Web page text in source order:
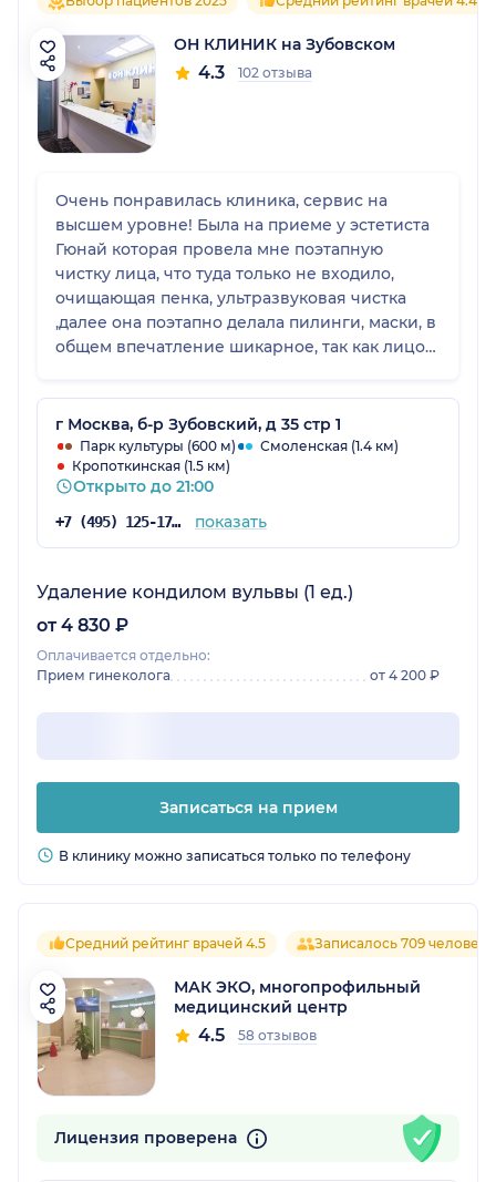
ОН КЛИНИК на Зубовском
4.3 102 отзыва
Очень понравилась клиника, сервис на
высшем уровне! Была на приеме у эстетиста
Гюнай которая провела мне поэтапную
чистку лица, что туда только не входило,
очищающая пенка, ультразвуковая чистка
,далее она поэтапно делала пилинги, маски, в
общем впечатление шикарное, так как лицо
хорошо особенно тем, у кого кожа
загрязнена или неровная, эти чистки даже
вырвнивают тон лица + убирают постакне
вместе с пигментацией!!! Советую делать
курсом, так как эффект накопительный!)
Далее через время так же у специалиста
массаж уберет вам на 60-70% целлюлит и
неровности кожи. Если хотите прям 100%
питание со спортом и этот массаж. Во время
г Москва, б-р Зубовский, д 35 стр 1
Парк культуры (600 м)
Смоленская (1.4 км)
Кропоткинская (1.5 км)
Открыто до 21:00
+7 (495) 125-17-00 показать
Удаление кондилом вульвы (1 ед.)
от 4 830 ₽
Оплачивается отдельно:
Прием гинеколога
от 4 200 ₽
Записаться на прием
В клинику можно записаться только по телефону
Средний рейтинг врачей 4.5 Записалось 709 человек
МАК ЭКО, многопрофильный
медицинский центр
4.5 58 отзывов
Лицензия проверена